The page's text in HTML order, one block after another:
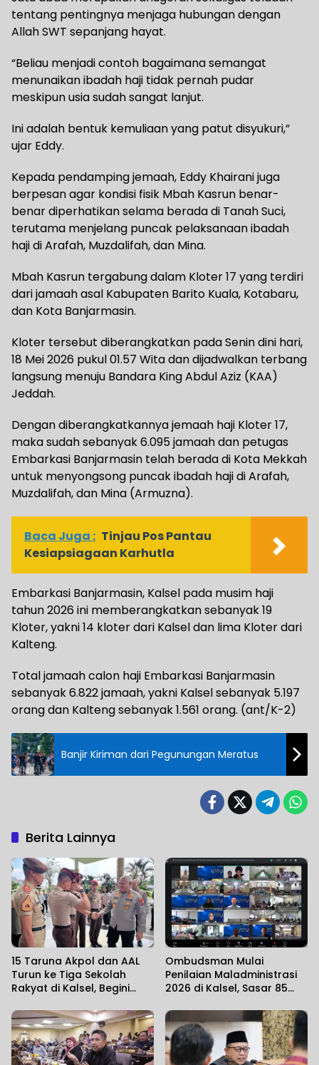
tentang pentingnya menjaga hubungan dengan
Allah SWT sepanjang hayat.
“Beliau menjadi contoh bagaimana semangat
menunaikan ibadah haji tidak pernah pudar
meskipun usia sudah sangat lanjut.
Ini adalah bentuk kemuliaan yang patut disyukuri,”
ujar Eddy.
Kepada pendamping jemaah, Eddy Khairani juga
berpesan agar kondisi fisik Mbah Kasrun benar-
benar diperhatikan selama berada di Tanah Suci,
terutama menjelang puncak pelaksanaan ibadah
haji di Arafah, Muzdalifah, dan Mina.
Mbah Kasrun tergabung dalam Kloter 17 yang terdiri
dari jamaah asal Kabupaten Barito Kuala, Kotabaru,
dan Kota Banjarmasin.
Kloter tersebut diberangkatkan pada Senin dini hari,
18 Mei 2026 pukul 01.57 Wita dan dijadwalkan terbang
langsung menuju Bandara King Abdul Aziz (KAA)
Jeddah.
Dengan diberangkatkannya jemaah haji Kloter 17,
maka sudah sebanyak 6.095 jamaah dan petugas
Embarkasi Banjarmasin telah berada di Kota Mekkah
untuk menyongsong puncak ibadah haji di Arafah,
Muzdalifah, dan Mina (Armuzna).
Baca Juga : Tinjau Pos Pantau
Kesiapsiagaan Karhutla
Embarkasi Banjarmasin, Kalsel pada musim haji
tahun 2026 ini memberangkatkan sebanyak 19
Kloter, yakni 14 kloter dari Kalsel dan lima Kloter dari
Kalteng.
Total jamaah calon haji Embarkasi Banjarmasin
sebanyak 6.822 jamaah, yakni Kalsel sebanyak 5.197
orang dan Kalteng sebanyak 1.561 orang. (ant/K-2)
Banjir Kiriman dari Pegunungan Meratus
Berita Lainnya
15 Taruna Akpol dan AAL
Turun ke Tiga Sekolah
Rakyat di Kalsel, Begini
Ombudsman Mulai
Penilaian Maladministrasi
2026 di Kalsel, Sasar 85